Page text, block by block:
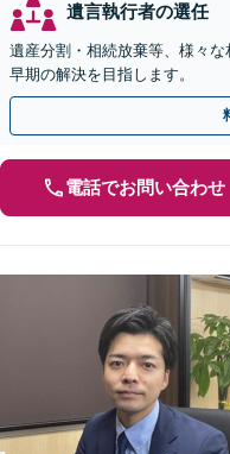
遺言執行者の選任
遺産分割・相続放棄等、様々な
早期の解決を目指します。
電話でお問い合わせ